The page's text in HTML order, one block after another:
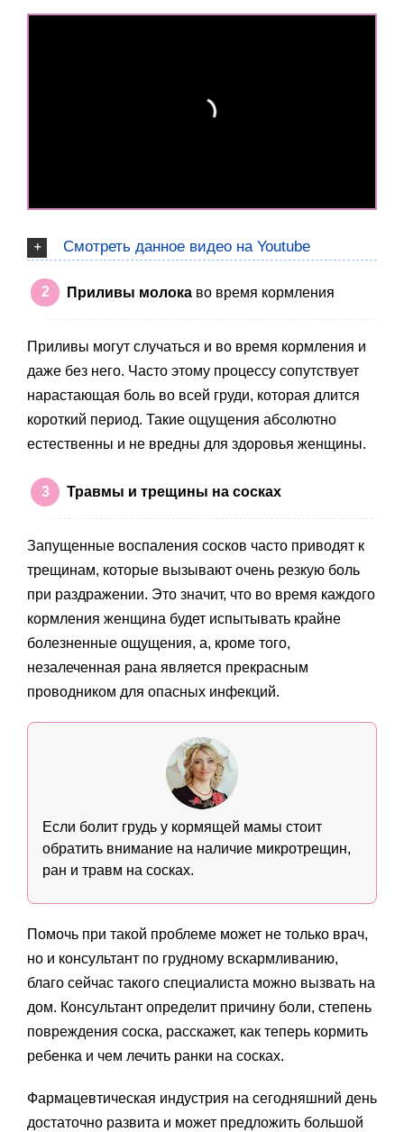
Смотреть данное видео на Youtube
Приливы молока во время кормления
Приливы могут случаться и во время кормления и
даже без него. Часто этому процессу сопутствует
нарастающая боль во всей груди, которая длится
короткий период. Такие ощущения абсолютно
естественны и не вредны для здоровья женщины.
Травмы и трещины на сосках
Запущенные воспаления сосков часто приводят к
трещинам, которые вызывают очень резкую боль
при раздражении. Это значит, что во время каждого
кормления женщина будет испытывать крайне
болезненные ощущения, а, кроме того,
незалеченная рана является прекрасным
проводником для опасных инфекций.
Если болит грудь у кормящей мамы стоит
обратить внимание на наличие микротрещин,
ран и травм на сосках.
Помочь при такой проблеме может не только врач,
но и консультант по грудному вскармливанию,
благо сейчас такого специалиста можно вызвать на
дом. Консультант определит причину боли, степень
повреждения соска, расскажет, как теперь кормить
ребенка и чем лечить ранки на сосках.
Фармацевтическая индустрия на сегодняшний день
достаточно развита и может предложить большой